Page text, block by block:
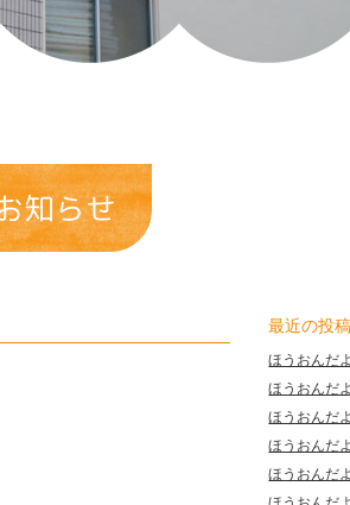
|
らせ
最近の投稿
ほうおんだ
ほうおんだ
ほうおんだ
ほうおんだ
ほうおんだ